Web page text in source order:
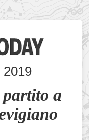
2019
a